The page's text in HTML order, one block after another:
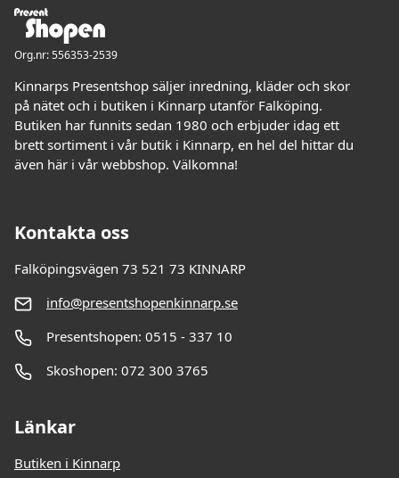
Org.nr: 556353-2539
Kinnarps Presentshop säljer inredning, kläder och skor
på nätet och i butiken i Kinnarp utanför Falköping.
Butiken har funnits sedan 1980 och erbjuder idag ett
brett sortiment i vår butik i Kinnarp, en hel del hittar du
även här i vår webbshop. Välkomna!
Kontakta oss
Falköpingsvägen 73 521 73 KINNARP
info@presentshopenkinnarp.se
Presentshopen: 0515 - 337 10
Skoshopen: 072 300 3765
Länkar
Butiken i Kinnarp